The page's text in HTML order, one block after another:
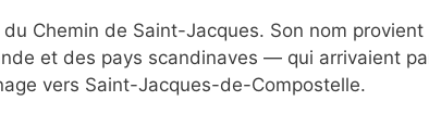
Chemin de Saint-Jacques. Son nom provient
et des pays scandinaves — qui arrivaient
vers Saint-Jacques-de-Compostelle.